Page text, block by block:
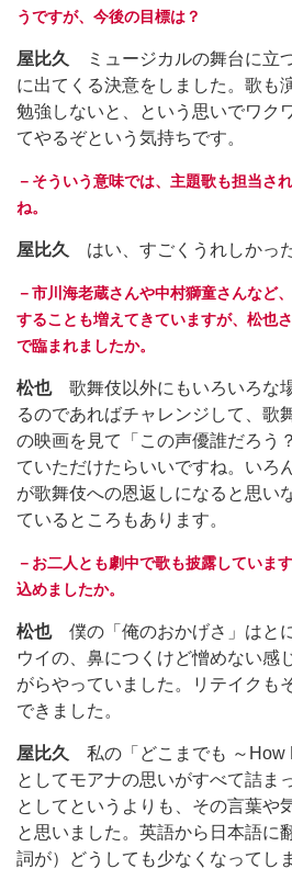
うですが、今後の目標は？
屋比久
ミュージカルの舞台に立
に出てくる決意をしました。歌も
勉強しないと、という思いでワク
てやるぞという気持ちです。
－そういう意味では、主題歌も担当さ
ね。
屋比久 はい、すごくうれしかっ
－市川海老蔵さんや中村獅童さんなど
することも増えてきていますが、松也
で臨まれましたか。
松也歌舞伎以外にもいろいろな
るのであればチャレンジして、歌
の映画を見て「この声優誰だろう
ていただけたらいいですね。いろ
が歌舞伎への恩返しになると思い
ているところもあります。
－お二人とも劇中で歌も披露していま
込めましたか。
松也僕の「俺のおかげさ」はと
ウイの、鼻につくけど憎めない感
がらやっていました。リテイクも
できました。
屋比久
私の「どこまでも ～How
としてモアナの思いがすべて詰ま
としてというよりも、その言葉や
と思いました。英語から日本語に
詞が）どうしても少なくなってし